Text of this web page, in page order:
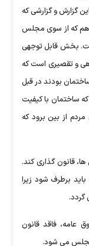
گزارش و گزارشی که
هم که از سوی مجلس
بخش قابل توجهی
و تقصیری است که
بودند در قبل
ساختمان با کیفیت
از بین برود که
قانون گذاری کند.
برطرف شود زیرا
گردد.
عامه، فاقد قانون
مجلس می شود.